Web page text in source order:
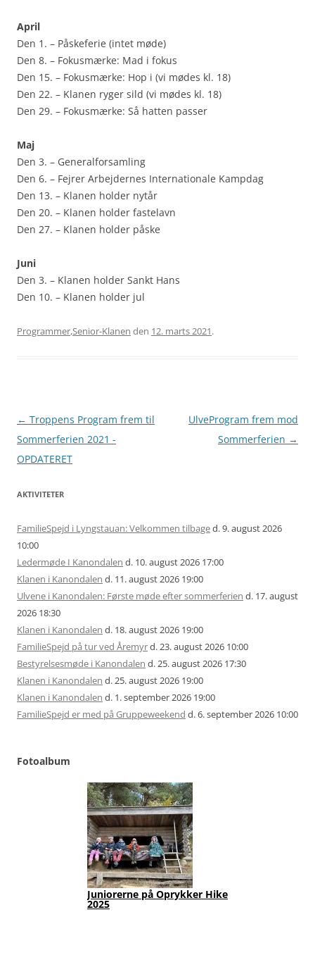
April
Den 1. – Påskeferie (intet møde)
Den 8. – Fokusmærke: Mad i fokus
Den 15. – Fokusmærke: Hop i (vi mødes kl. 18)
Den 22. – Klanen ryger sild (vi mødes kl. 18)
Den 29. – Fokusmærke: Så hatten passer
Maj
Den 3. – Generalforsamling
Den 6. – Fejrer Arbejdernes Internationale Kampdag
Den 13. – Klanen holder nytår
Den 20. – Klanen holder fastelavn
Den 27. – Klanen holder påske
Juni
Den 3. – Klanen holder Sankt Hans
Den 10. – Klanen holder jul
Programmer,Senior-Klanen den 12. marts 2021.
Artikel
navigation
← Troppens Program frem til
Sommerferien 2021 -
OPDATERET
UlveProgram frem mod
Sommerferien →
AKTIVITETER
FamilieSpejd i Lyngstauan: Velkommen tilbaged. 9. august 2026
10:00
Ledermøde I Kanondalen d. 10. august 2026 17:00
Klanen i Kanondalen d. 11. august 2026 19:00
Ulvene i Kanondalen: Første møde efter sommerferien d. 17. august
2026 18:30
Klanen i Kanondalen d. 18. august 2026 19:00
FamilieSpejd på tur ved Åremyrd. 23. august 2026 10:00
Bestyrelsesmøde i Kanondalen d. 25. august 2026 17:30
Klanen i Kanondalen d. 25. august 2026 19:00
Klanen i Kanondalen d. 1. september 2026 19:00
FamilieSpejd er med på Gruppeweekend d. 6. september 2026 10:00
Fotoalbum
Juniorerne på Oprykker Hike
2025